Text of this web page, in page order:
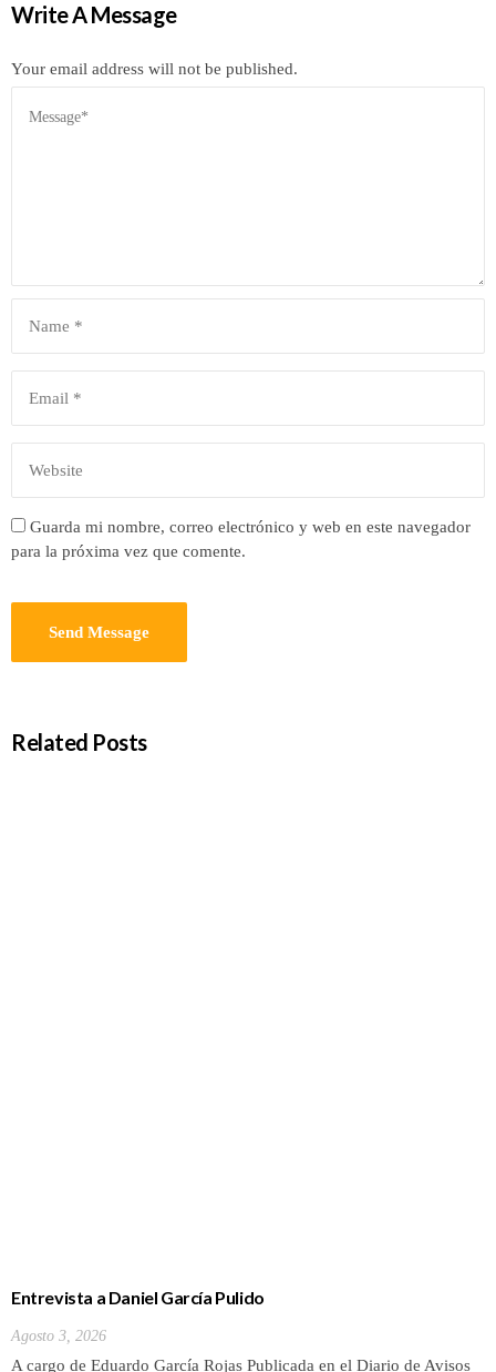
Write A Message
Your email address will not be published.
Guarda mi nombre, correo electrónico y web en este navegador
para la próxima vez que comente.
Related Posts
Entrevista a Daniel García Pulido
Agosto 3, 2026
A cargo de Eduardo García Rojas Publicada en el Diario de Avisos